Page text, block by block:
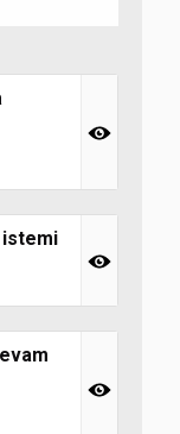
istemi